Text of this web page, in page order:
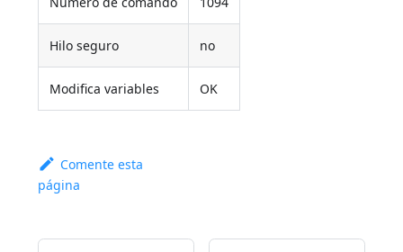
Hilo seguro no
Modifica variables OK
Comente esta
página